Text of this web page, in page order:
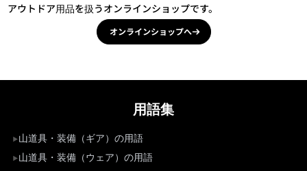
アウトドア用品を扱うオンラインショップです。
オンラインショップへ
用語集
山道具・装備（ギア）の用語
山道具・装備（ウェア）の用語